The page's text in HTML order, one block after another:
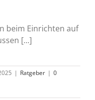
beim Einrichten auf
[...]
| Ratgeber | 0